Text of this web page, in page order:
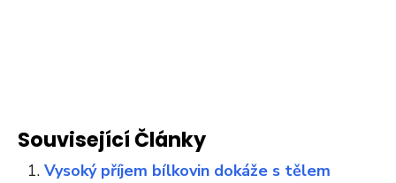
Související Články
Vysoký příjem bílkovin dokáže s tělem